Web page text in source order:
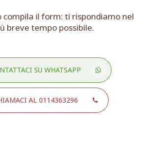
compila il form: ti rispondiamo nel
breve tempo possibile.
SU WHATSAPP
AL 0114363296